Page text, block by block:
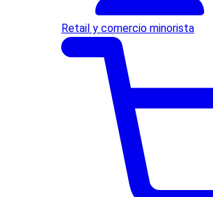
Retail y comercio minorista